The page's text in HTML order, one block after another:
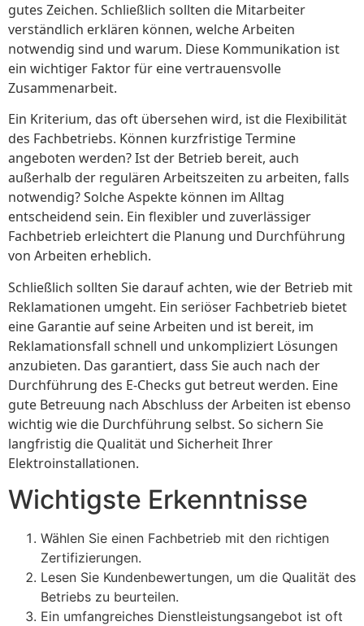
gutes Zeichen. Schließlich sollten die Mitarbeiter
verständlich erklären können, welche Arbeiten
notwendig sind und warum. Diese Kommunikation ist
ein wichtiger Faktor für eine vertrauensvolle
Zusammenarbeit.
Ein Kriterium, das oft übersehen wird, ist die Flexibilität
des Fachbetriebs. Können kurzfristige Termine
angeboten werden? Ist der Betrieb bereit, auch
außerhalb der regulären Arbeitszeiten zu arbeiten, falls
notwendig? Solche Aspekte können im Alltag
entscheidend sein. Ein flexibler und zuverlässiger
Fachbetrieb erleichtert die Planung und Durchführung
von Arbeiten erheblich.
Schließlich sollten Sie darauf achten, wie der Betrieb mit
Reklamationen umgeht. Ein seriöser Fachbetrieb bietet
eine Garantie auf seine Arbeiten und ist bereit, im
Reklamationsfall schnell und unkompliziert Lösungen
anzubieten. Das garantiert, dass Sie auch nach der
Durchführung des E-Checks gut betreut werden. Eine
gute Betreuung nach Abschluss der Arbeiten ist ebenso
wichtig wie die Durchführung selbst. So sichern Sie
langfristig die Qualität und Sicherheit Ihrer
Elektroinstallationen.
Wichtigste Erkenntnisse
Wählen Sie einen Fachbetrieb mit den richtigen
Zertifizierungen.
Lesen Sie Kundenbewertungen, um die Qualität des
Betriebs zu beurteilen.
Ein umfangreiches Dienstleistungsangebot ist oft